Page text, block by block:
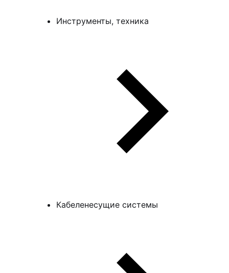
Инструменты, техника
Кабеленесущие системы